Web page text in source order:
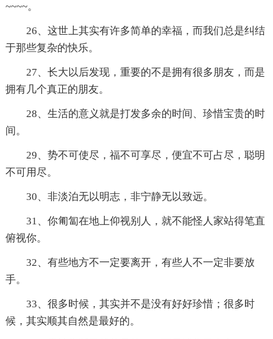
~~~~。
26、这世上其实有许多简单的幸福，而我们总是纠结
于那些复杂的快乐。
27、长大以后发现，重要的不是拥有很多朋友，而是
拥有几个真正的朋友。
28、生活的意义就是打发多余的时间、珍惜宝贵的时
间。
29、势不可使尽，福不可享尽，便宜不可占尽，聪明
不可用尽。
30、非淡泊无以明志，非宁静无以致远。
31、你匍匐在地上仰视别人，就不能怪人家站得笔直
俯视你。
32、有些地方不一定要离开，有些人不一定非要放
手。
33、很多时候，其实并不是没有好好珍惜；很多时
候，其实顺其自然是最好的。